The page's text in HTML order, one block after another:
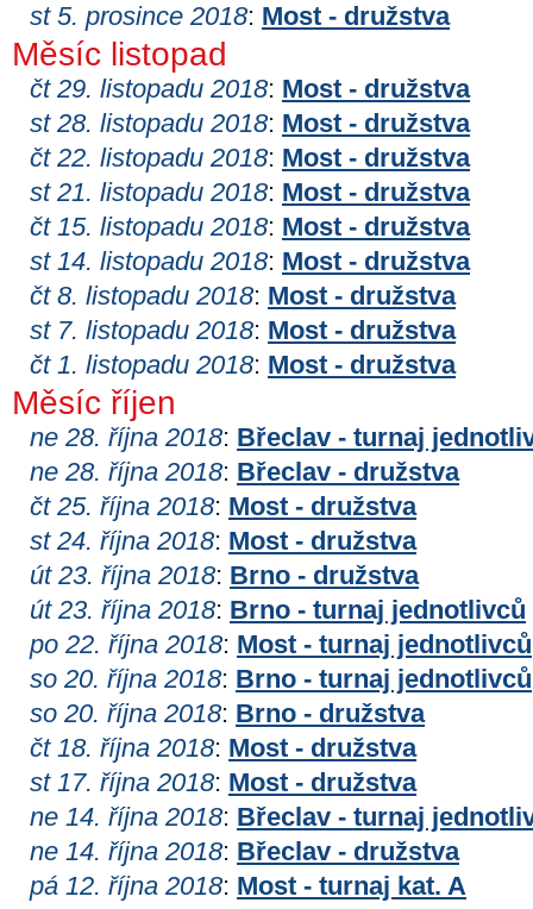
st 5. prosince 2018: Most - družstva
Měsíc listopad
čt 29. listopadu 2018: Most - družstva
st 28. listopadu 2018: Most - družstva
čt 22. listopadu 2018: Most - družstva
st 21. listopadu 2018: Most - družstva
čt 15. listopadu 2018: Most - družstva
st 14. listopadu 2018: Most - družstva
čt 8. listopadu 2018: Most - družstva
st 7. listopadu 2018: Most - družstva
čt 1. listopadu 2018: Most - družstva
Měsíc říjen
ne 28. října 2018: Břeclav - turnaj
ne 28. října 2018: Břeclav - družstva
čt 25. října 2018: Most - družstva
st 24. října 2018: Most - družstva
út 23. října 2018: Brno - družstva
út 23. října 2018: Brno - turnaj jednotlivců
po 22. října 2018: Most - turnaj jednotlivců
so 20. října 2018: Brno - turnaj jednotlivců
so 20. října 2018: Brno - družstva
čt 18. října 2018: Most - družstva
st 17. října 2018: Most - družstva
ne 14. října 2018: Břeclav - turnaj
ne 14. října 2018: Břeclav - družstva
pá 12. října 2018: Most - turnaj kat. A